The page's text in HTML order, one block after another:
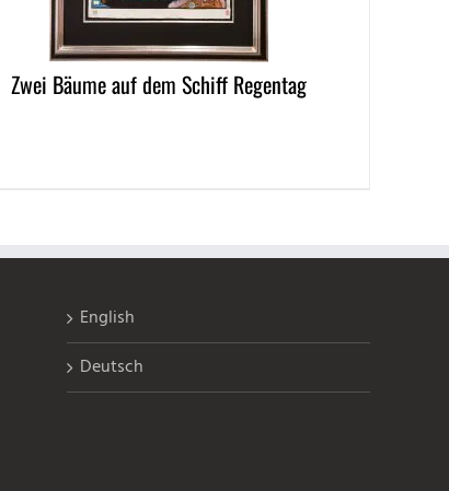
Zwei Bäume auf dem Schiff Regentag
English
Deutsch